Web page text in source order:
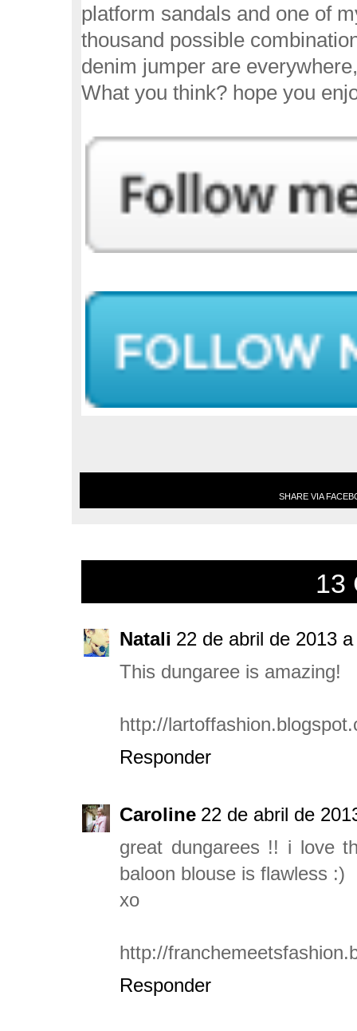
platform sandals and one of
thousand possible
denim jumper are
What you think? hope you
SHARE VIA
13
Natali 22 de abril de 2013
This dungaree is amazing!
http://
Responder
Caroline 22 de abril de
great dungarees !! i love
baloon blouse is flawless :)
xo
http://
Responder